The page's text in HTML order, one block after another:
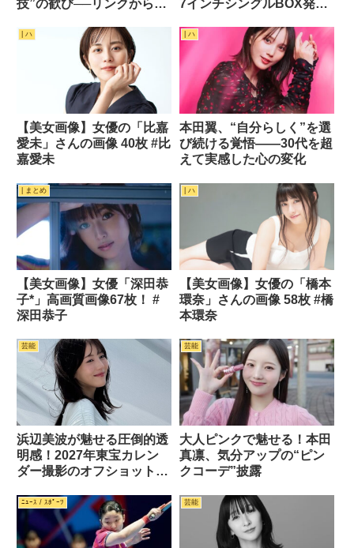
技”の歓び──リンクからス
7インチシングルBOX発売
| ハ
【美女画像】女優の「比嘉
愛未」さんの画像 40枚 #比
嘉愛未
| ハ
本田翼、“自分らしく”を選
び続ける覚悟——30代を超
えて実感した心の変化
| まとめ
【美女画像】女優「深田恭
子*」高画質画像67枚！ #
深田恭子
| ハ
【美女画像】女優の「橋本
環奈」さんの画像 58枚 #橋
本環奈
芸能
浜辺美波が魅せる圧倒的透
明感！2027年東宝カレン
ダー撮影のオフショットが
芸能
大人ピンクで魅せる！本田
真凛、気分アップの“ピン
クコーデ”披露
ﾆｭｰｽ / ｽﾎﾟｰﾂ 芸能